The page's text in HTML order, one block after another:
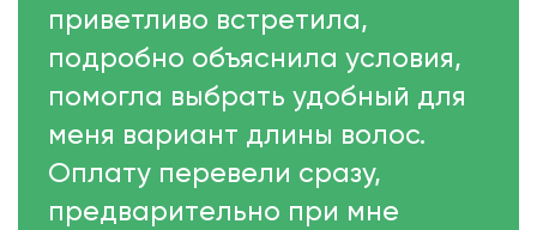
приветливо встретила,
подробно объяснила условия,
помогла выбрать удобный для
меня вариант длины волос.
Оплату перевели сразу,
предварительно при мне